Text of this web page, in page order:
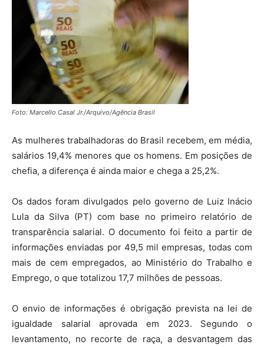
Foto: Marcello Casal Jr./Arquivo/Agência Brasil
As mulheres trabalhadoras do Brasil recebem, em média,
salários 19,4% menores que os homens. Em posições de
chefia, a diferença é ainda maior e chega a 25,2%.
Os dados foram divulgados pelo governo de Luiz Inácio
Lula da Silva (PT) com base no primeiro relatório de
transparência salarial. O documento foi feito a partir de
informações enviadas por 49,5 mil empresas, todas com
mais de cem empregados, ao Ministério do Trabalho e
Emprego, o que totalizou 17,7 milhões de pessoas.
O envio de informações é obrigação prevista na lei de
igualdade salarial aprovada em 2023. Segundo o
levantamento, no recorte de raça, a desvantagem das